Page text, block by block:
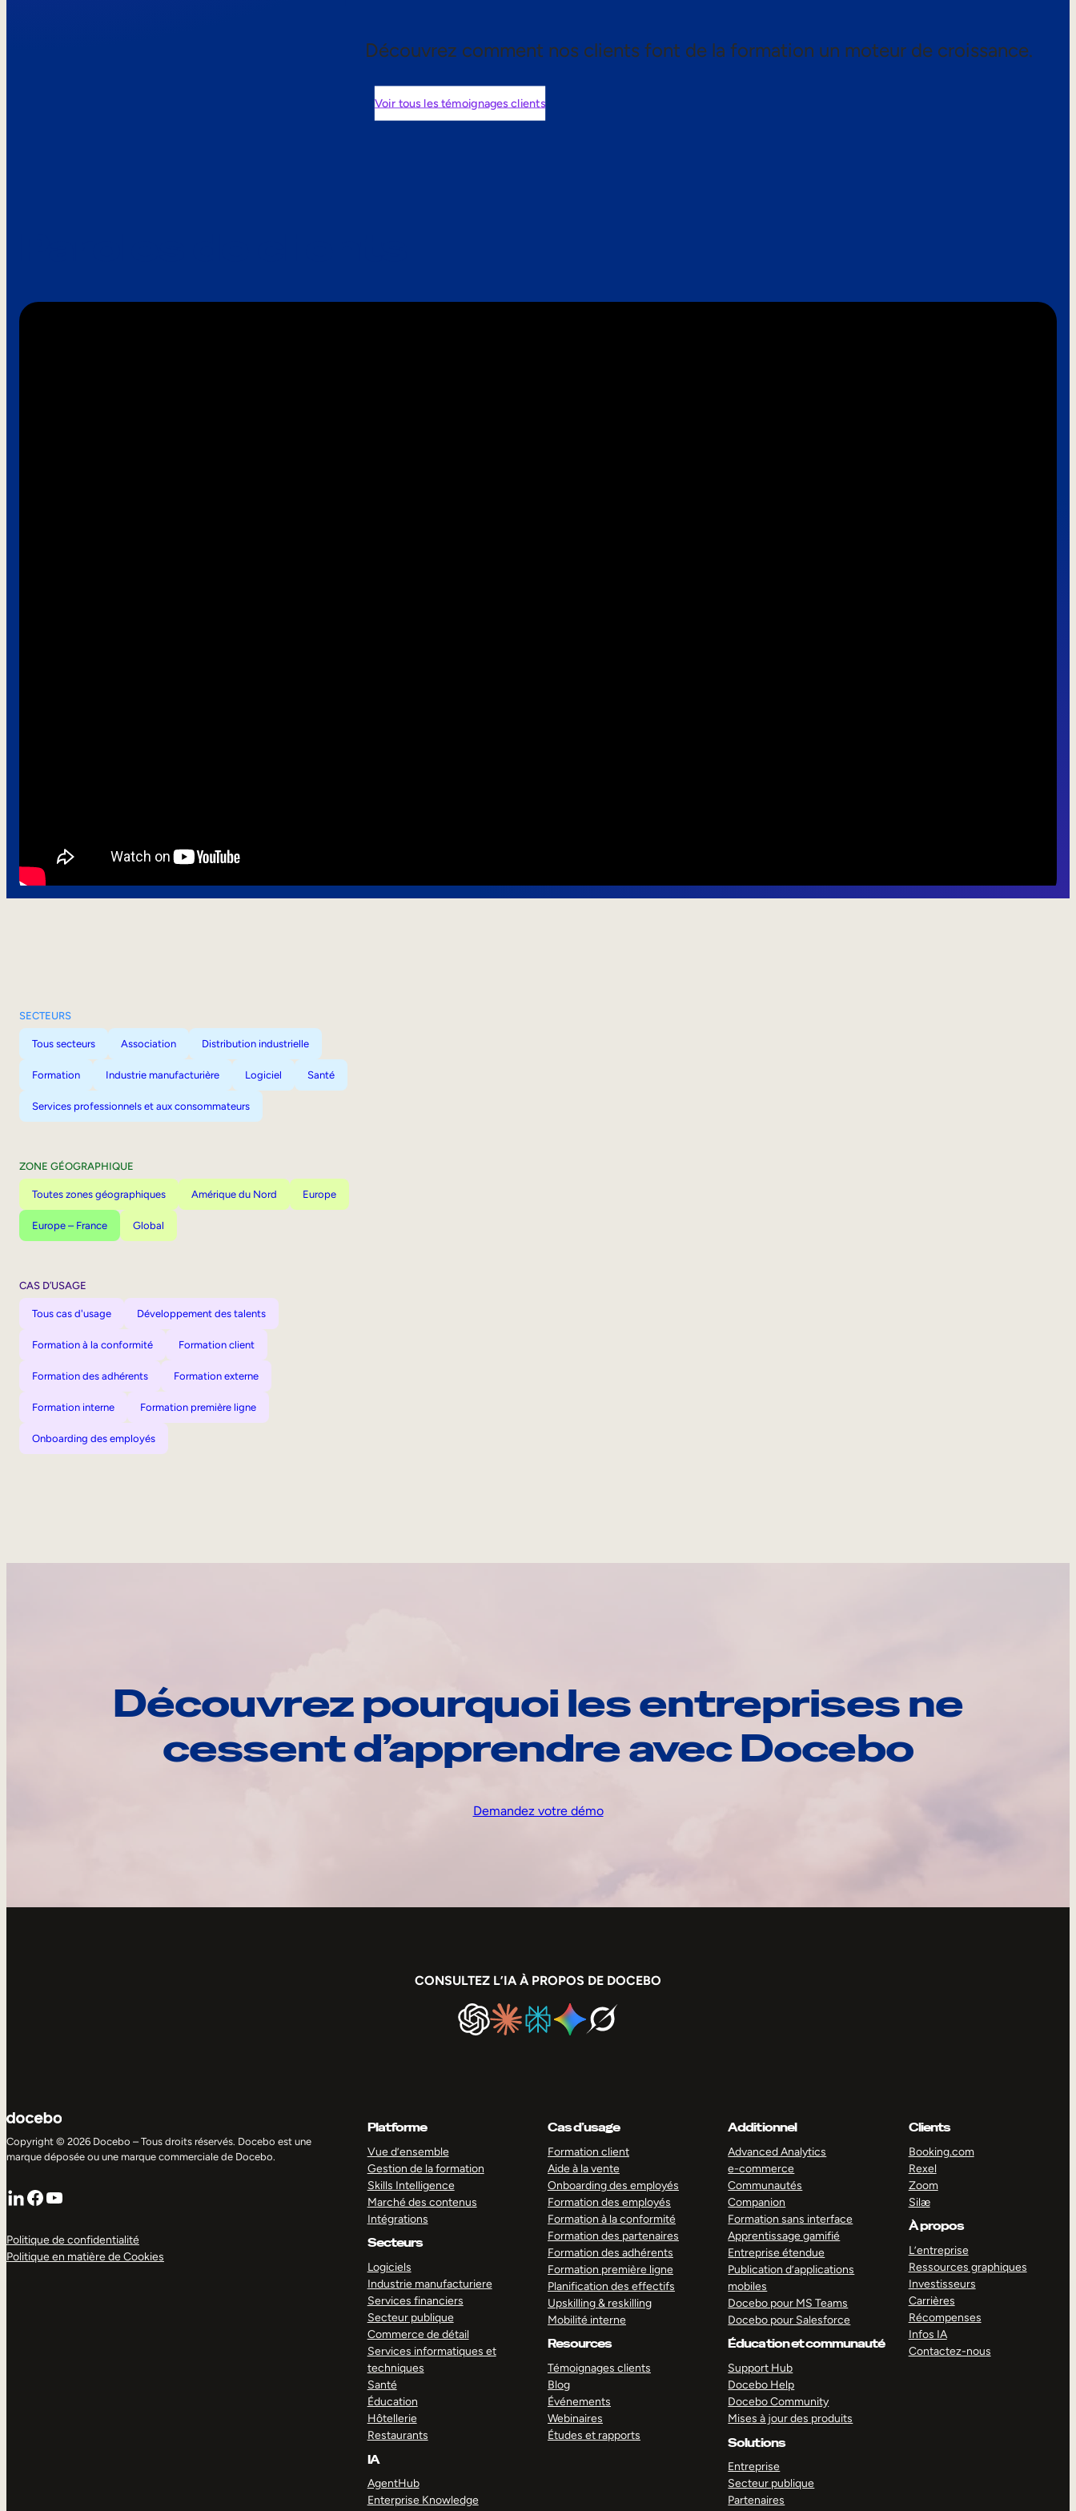
Découvrez comment nos clients font de la formation un moteur de croissance.
Voir tous les témoignages clients
SECTEURS
Tous secteurs Association Distribution industrielle
Formation Industrie manufacturière Logiciel Santé
Services professionnels et aux consommateurs
ZONE GÉOGRAPHIQUE
Toutes zones géographiques Amérique du Nord Europe
Europe – France Global
CAS D’USAGE
Tous cas d'usage Développement des talents
Formation à la conformité Formation client
Formation des adhérents Formation externe
Formation interne Formation première ligne
Onboarding des employés
Découvrez pourquoi les entreprises ne
cessent d’apprendre avec Docebo
Demandez votre démo
CONSULTEZ L’IA À PROPOS DE DOCEBO
Copyright © 2026 Docebo – Tous droits réservés. Docebo est une
marque déposée ou une marque commerciale de Docebo.
LinkedIn
Facebook
YouTube
Politique de confidentialité
Politique en matière de Cookies
Platforme
Vue d’ensemble
Gestion de la formation
Skills Intelligence
Marché des contenus
Intégrations
Secteurs
Logiciels
Industrie manufacturiere
Services financiers
Secteur publique
Commerce de détail
Services informatiques et
techniques
Santé
Éducation
Hôtellerie
Restaurants
IA
AgentHub
Enterprise Knowledge
Cas d’usage
Formation client
Aide à la vente
Onboarding des employés
Formation des employés
Formation à la conformité
Formation des partenaires
Formation des adhérents
Formation première ligne
Planification des effectifs
Upskilling & reskilling
Mobilité interne
Resources
Témoignages clients
Blog
Événements
Webinaires
Études et rapports
Additionnel
Advanced Analytics
e-commerce
Communautés
Companion
Formation sans interface
Apprentissage gamifié
Entreprise étendue
Publication d’applications
mobiles
Docebo pour MS Teams
Docebo pour Salesforce
Éducation et communauté
Support Hub
Docebo Help
Docebo Community
Mises à jour des produits
Solutions
Entreprise
Secteur publique
Partenaires
Clients
Booking.com
Rexel
Zoom
Silæ
À propos
L’entreprise
Ressources graphiques
Investisseurs
Carrières
Récompenses
Infos IA
Contactez-nous